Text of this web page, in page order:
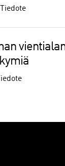
Tiedote
Tiedote